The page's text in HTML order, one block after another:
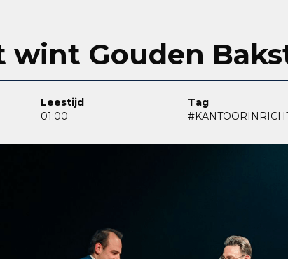
wint Gouden
Leestijd
01:00
Tag